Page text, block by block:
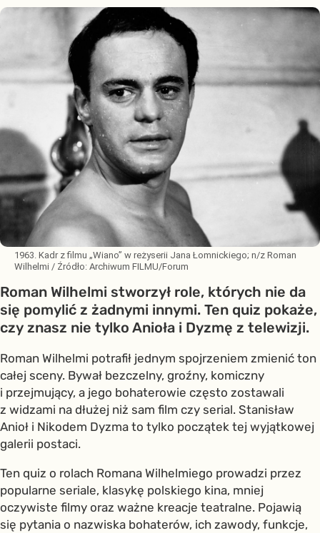
1963. Kadr z filmu „Wiano” w reżyserii Jana Łomnickiego; n/z Roman
Wilhelmi / Źródło: Archiwum FILMU/Forum
Roman Wilhelmi stworzył role, których nie da
się pomylić z żadnymi innymi. Ten quiz pokaże,
czy znasz nie tylko Anioła i Dyzmę z telewizji.
Roman Wilhelmi potrafił jednym spojrzeniem zmienić ton
całej sceny. Bywał bezczelny, groźny, komiczny
i przejmujący, a jego bohaterowie często zostawali
z widzami na dłużej niż sam film czy serial. Stanisław
Anioł i Nikodem Dyzma to tylko początek tej wyjątkowej
galerii postaci.
Ten quiz o rolach Romana Wilhelmiego prowadzi przez
popularne seriale, klasykę polskiego kina, mniej
oczywiste filmy oraz ważne kreacje teatralne. Pojawią
się pytania o nazwiska bohaterów, ich zawody, funkcje,